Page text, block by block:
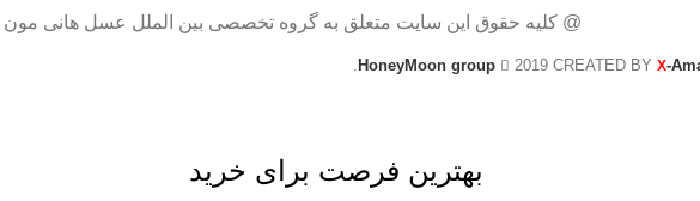
@ کلیه حقوق این سایت متعلق به گروه تخصصی بین الملل عسل هانی
HoneyMoon group 2019 CREATED BY X-
بهترین فرصت برای خرید